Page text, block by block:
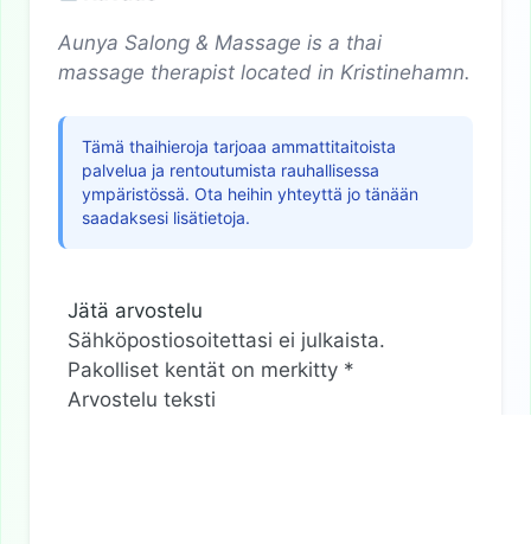
Aunya Salong & Massage is a thai
massage therapist located in Kristinehamn.
Tämä thaihieroja tarjoaa ammattitaitoista
palvelua ja rentoutumista rauhallisessa
ympäristössä. Ota heihin yhteyttä jo tänään
saadaksesi lisätietoja.
Jätä arvostelu
Sähköpostiosoitettasi ei julkaista.
Pakolliset kentät on merkitty *
Arvostelu teksti